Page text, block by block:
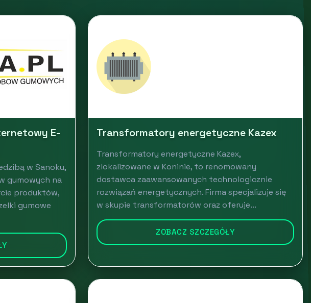
E-
w Sanoku,
gumowych na
produktów,
gumowe
Transformatory energetyczne Kazex
Transformatory energetyczne Kazex,
zlokalizowane w Koninie, to renomowany
dostawca zaawansowanych technologicznie
rozwiązań energetycznych. Firma specjalizuje się
w skupie transformatorów oraz oferuje...
ZOBACZ SZCZEGÓŁY